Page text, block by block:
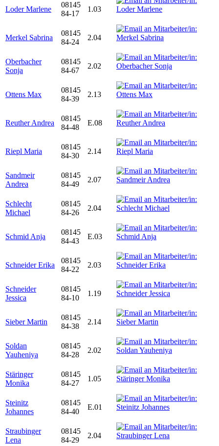
Loder Marlene
08145
84-17
1.03
Merkel Sabrina
08145
84-24
2.04
Oberbacher
Sonja
08145
84-67
2.02
Ottens Max
08145
84-39
2.13
Reuther Andrea
08145
84-48
E.08
Riepl Maria
08145
84-30
2.14
Sandmeir
Andrea
08145
84-49
2.07
Schlecht
Michael
08145
84-26
2.04
Schmid Anja
08145
84-43
E.03
Schneider Erika
08145
84-22
2.03
Schneider
Jessica
08145
84-10
1.19
Sieber Martin
08145
84-38
2.14
Soldan
Yauheniya
08145
84-28
2.02
Stäringer
Monika
08145
84-27
1.05
Steinitz
Johannes
08145
84-40
E.01
Straubinger
Lena
08145
84-29
2.04